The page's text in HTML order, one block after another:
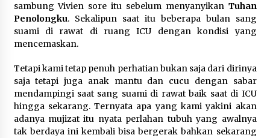
sambung Vivien sore itu sebelum menyanyikan Tuhan
Penolongku. Sekalipun saat itu beberapa bulan sang
suami di rawat di ruang ICU dengan kondisi yang
mencemaskan.
Tetapi kami tetap penuh perhatian bukan saja dari dirinya
saja tetapi juga anak mantu dan cucu dengan sabar
mendampingi saat sang suami di rawat baik saat di ICU
hingga sekarang. Ternyata apa yang kami yakini akan
adanya mujizat itu nyata perlahan tubuh yang awalnya
tak berdaya ini kembali bisa bergerak bahkan sekarang